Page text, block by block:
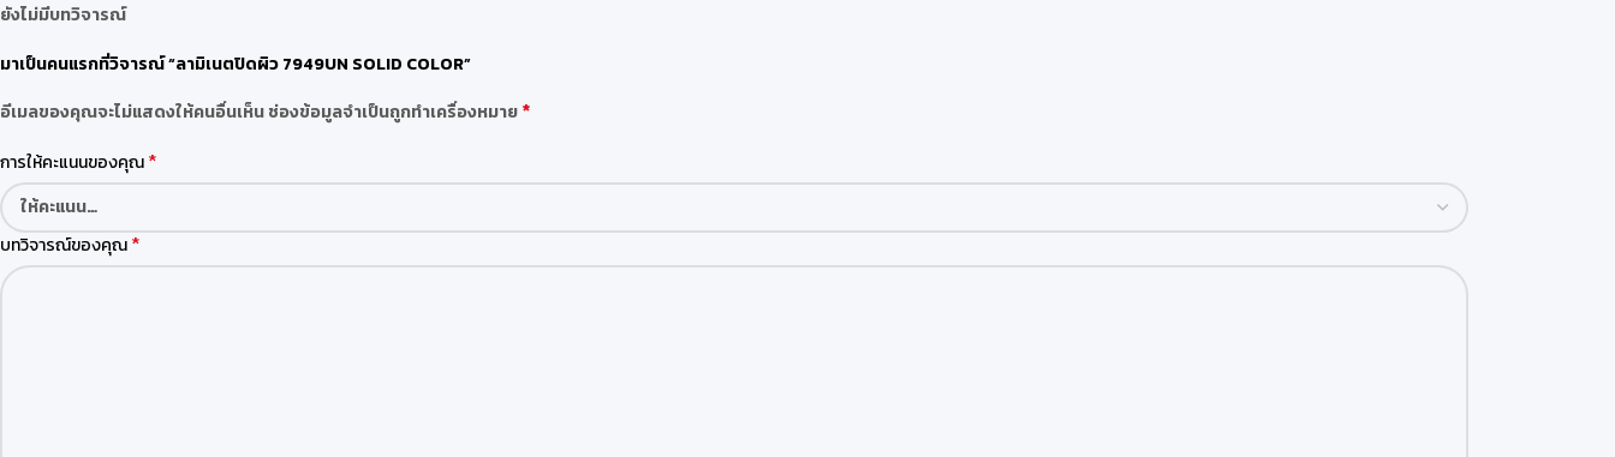
ยังไม่มีบทวิจารณ์
มาเป็นคนแรกที่วิจารณ์ “ลามิเนตปิดผิว 7949UN SOLID COLOR”
อีเมลของคุณจะไม่แสดงให้คนอื่นเห็นช่องข้อมูลจำเป็นถูกทำเครื่องหมาย*
การให้คะแนนของคุณ*
บทวิจารณ์ของคุณ*